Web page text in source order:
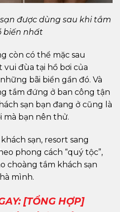
được dùng sau khi tắm
biến nhất
còn có thể mặc sau
đùa tại hồ bơi của
bãi biển gần đó. Và
tắm đứng ở ban công tận
sạn bạn đang ở cũng là
mà bạn nên thử.
sạn, resort sang
phong cách “quý tộc”,
choàng tắm khách sạn
mình.
[TỔNG HỢP]